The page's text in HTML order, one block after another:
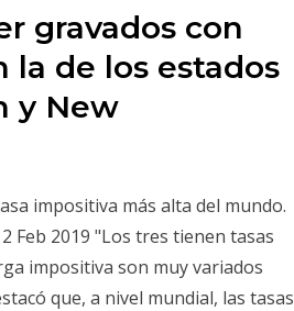
gravados con
la de los estados
y New
impositiva más alta del mundo.
Feb 2019 "Los tres tienen tasas
impositiva son muy variados
que, a nivel mundial, las tasas